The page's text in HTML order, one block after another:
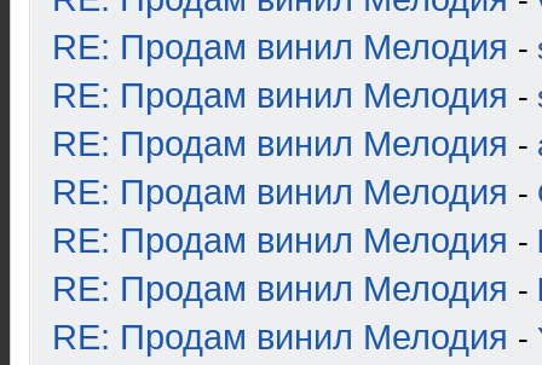
RE: Продам винил Мелодия -
RE: Продам винил Мелодия -
RE: Продам винил Мелодия -
RE: Продам винил Мелодия -
RE: Продам винил Мелодия -
RE: Продам винил Мелодия -
RE: Продам винил Мелодия -